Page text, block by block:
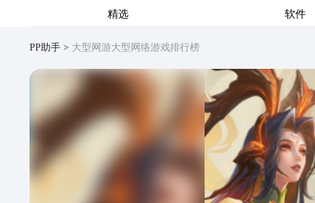
精选 软件
PP助手 大型网游大型网络游戏排行榜